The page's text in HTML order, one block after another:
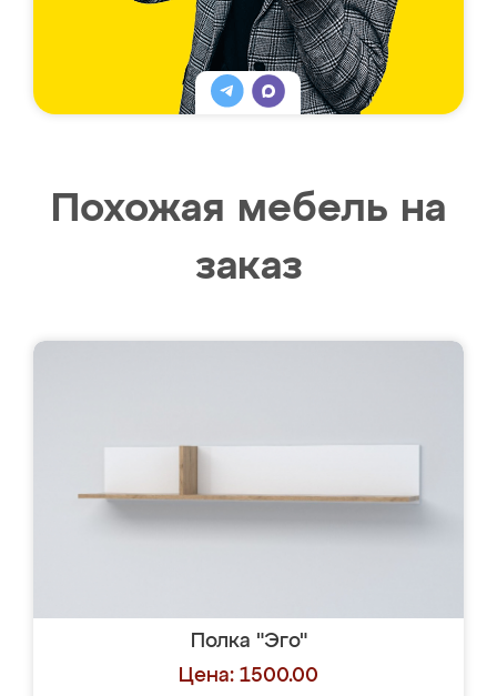
Похожая мебель на
заказ
Полка "Эго"
Цена: 1500.00